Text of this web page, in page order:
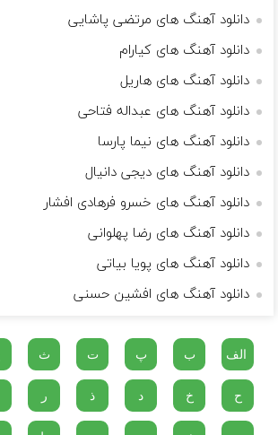
دانلود آهنگ های مرتضی پاشایی
دانلود آهنگ های کیارام
دانلود آهنگ های هاریل
دانلود آهنگ های عبداله فتاحی
دانلود آهنگ های نیما پارسا
دانلود آهنگ های دیجی دانیال
دانلود آهنگ های خسرو فرهادی افشار
دانلود آهنگ های رضا پهلوانی
دانلود آهنگ های پویا بیاتی
دانلود آهنگ های افشین حسنی
الف ب پ ت ث
ح خ د ذ ر